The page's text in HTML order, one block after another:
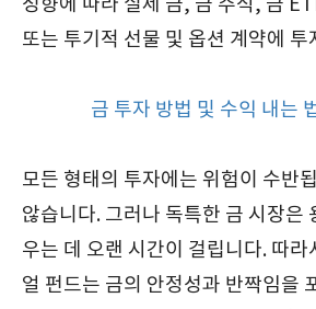
또는 투기적 선물 및 옵션 계약에 투
금 투자 방법 및 수익 내는
모든 형태의 투자에는 위험이 수반
않습니다. 그러나 독특한 금 시장은
우는 데 오랜 시간이 걸립니다. 따라
얼 펀드는 금의 안정성과 반짝임을